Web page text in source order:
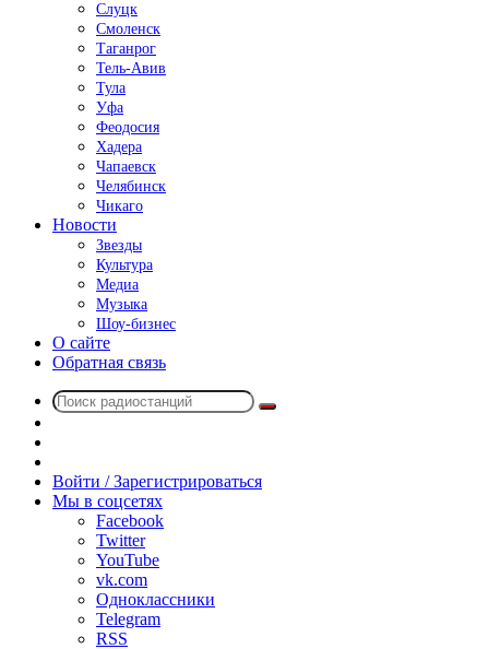
Слуцк
Смоленск
Таганрог
Тель-Авив
Тула
Уфа
Феодосия
Хадера
Чапаевск
Челябинск
Чикаго
Новости
Звезды
Культура
Медиа
Музыка
Шоу-бизнес
О сайте
Обратная связь
Поиск
радио
Войти / Зарегистрироваться
Мы в соцсетях
Facebook
Twitter
YouTube
vk.com
Одноклассники
Telegram
RSS